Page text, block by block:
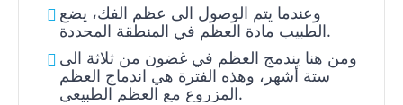
وعندما يتم الوصول الى عظم الفك، يضع
الطبيب مادة العظم في المنطقة المحددة.
ومن هنا يندمج العظم في غضون من ثلاثة الى
ستة أشهر، وهذه الفترة هي اندماج العظم
المزروع مع العظم الطبيعي.